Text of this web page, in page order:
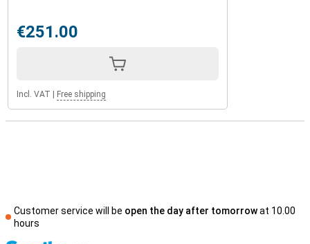
€251.00
Incl. VAT Free shipping
Customer service will be open the day after tomorrowat 10.00
hours